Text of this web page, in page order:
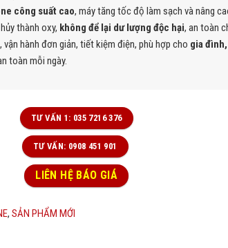
công suất cao, máy tăng tốc độ làm sạch và nâng
thành oxy, không để lại dư lượng độc hại, an toàn
vận hành đơn giản, tiết kiệm điện, phù hợp cho gia
toàn mỗi ngày.
TƯ VẤN 1: 035 7216 376
TƯ VẤN: 0908 451 901
LIÊN HỆ BÁO GIÁ
, SẢN PHẨM MỚI